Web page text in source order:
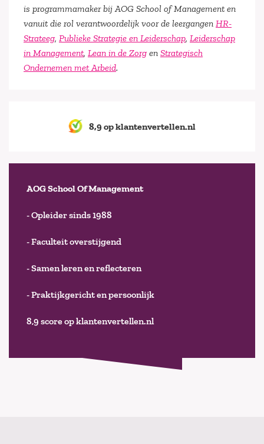
is programmamaker bij AOG School of Management en
vanuit die rol verantwoordelijk voor de leergangen HR-
Strateeg, Publieke Strategie en Leiderschap, Leiderschap
in Management, Lean in de Zorgen Strategisch
Ondernemen met Arbeid.
8,9 op klantenvertellen.nl
AOG School Of Management
- Opleider sinds 1988
- Faculteit overstijgend
- Samen leren en reflecteren
- Praktijkgericht en persoonlijk
8,9 score op klantenvertellen.nl